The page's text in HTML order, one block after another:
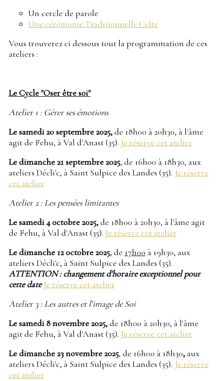
Un cercle de parole
Une cérémonie Traditionnelle Celte
Vous trouverez ci dessous tout la programmation de ces
ateliers :
Le Cycle "Oser être soi"
Atelier 1 : Gérer ses émotions
Le samedi 20 septembre 2025,de 18h00 à 20h30, à l'âme
agit de Fehu, à Val d'Anast (35). Je réserve cet atelier
Le dimanche 21 septembre 2025, de 16h00 à 18h30, aux
ateliers Décli'c, à Saint Sulpice des Landes (35). Je réserve
cet atelier
Atelier 2 : Les pensées limitantes
Le samedi 4 octobre 2025,de 18h00 à 20h30, à l'âme agit
de Fehu, à Val d'Anast (35). Je réserve cet atelier
Le dimanche 12 octobre 2025, de 17h00 à 19h30, aux
ateliers Décli'c, à Saint Sulpice des Landes (35).
ATTENTION : changement d'horaire exceptionnel pour
cette date Je réserve cet atelier
Atelier 3 : Les autres et l'image de Soi
Le samedi 8 novembre 2025,de 18h00 à 20h30, à l'âme
agit de Fehu, à Val d'Anast (35). Je réserve cet atelier
Le dimanche 23 novembre 2025, de 16h00 à 18h30, aux
ateliers Décli'c, à Saint Sulpice des Landes (35). Je réserve
cet atelier